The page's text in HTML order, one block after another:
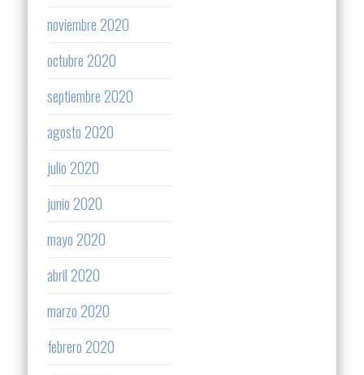
noviembre 2020
octubre 2020
septiembre 2020
agosto 2020
julio 2020
junio 2020
mayo 2020
abril 2020
marzo 2020
febrero 2020